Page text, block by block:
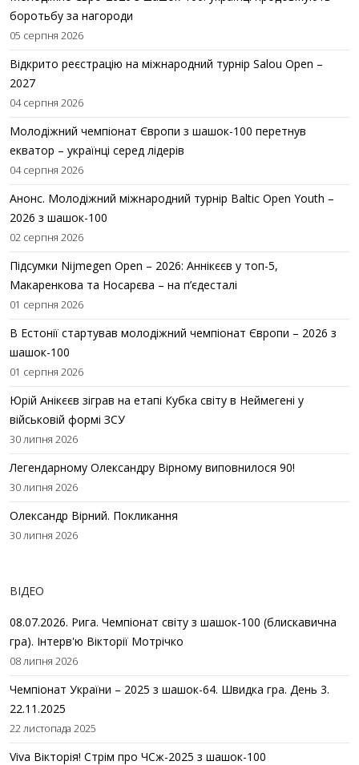
боротьбу за нагороди
05 серпня 2026
Відкрито реєстрацію на міжнародний турнір Salou Open –
2027
04 серпня 2026
Молодіжний чемпіонат Європи з шашок-100 перетнув
екватор – українці серед лідерів
04 серпня 2026
Анонс. Молодіжний міжнародний турнір Baltic Open Youth –
2026 з шашок-100
02 серпня 2026
Підсумки Nijmegen Open – 2026: Аннікєєв у топ-5,
Макаренкова та Носарєва – на п’єдесталі
01 серпня 2026
В Естонії стартував молодіжний чемпіонат Європи – 2026 з
шашок-100
01 серпня 2026
Юрій Анікєєв зіграв на етапі Кубка світу в Неймегені у
військовій формі ЗСУ
30 липня 2026
Легендарному Олександру Вірному виповнилося 90!
30 липня 2026
Олександр Вірний. Покликання
30 липня 2026
ВІДЕО
08.07.2026. Рига. Чемпіонат світу з шашок-100 (блискавична
гра). Інтерв'ю Вікторії Мотрічко
08 липня 2026
Чемпіонат України – 2025 з шашок-64. Швидка гра. День 3.
22.11.2025
22 листопада 2025
Viva Вікторія! Стрім про ЧСж-2025 з шашок-100